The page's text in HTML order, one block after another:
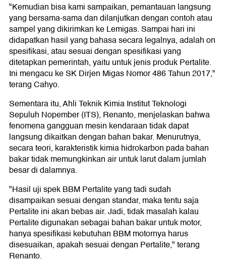
"Kemudian bisa kami sampaikan, pemantauan langsung
yang bersama-sama dan dilanjutkan dengan contoh atau
sampel yang dikirimkan ke Lemigas. Sampai hari ini
didapatkan hasil yang bahasa secara legalnya, adalah on
spesifikasi, atau sesuai dengan spesifikasi yang
ditetapkan pemerintah, yaitu untuk jenis produk Pertalite.
Ini mengacu ke SK Dirjen Migas Nomor 486 Tahun 2017,"
terang Cahyo.
Sementara itu, Ahli Teknik Kimia Institut Teknologi
Sepuluh Nopember (ITS), Renanto, menjelaskan bahwa
fenomena gangguan mesin kendaraan tidak dapat
langsung dikaitkan dengan bahan bakar. Menurutnya,
secara teori, karakteristik kimia hidrokarbon pada bahan
bakar tidak memungkinkan air untuk larut dalam jumlah
besar di dalamnya.
"Hasil uji spek BBM Pertalite yang tadi sudah
disampaikan sesuai dengan standar, maka tentu saja
Pertalite ini akan bebas air. Jadi, tidak masalah kalau
Pertalite digunakan sebagai bahan bakar untuk motor,
hanya spesifikasi kebutuhan BBM motornya harus
disesuaikan, apakah sesuai dengan Pertalite," terang
Renanto.